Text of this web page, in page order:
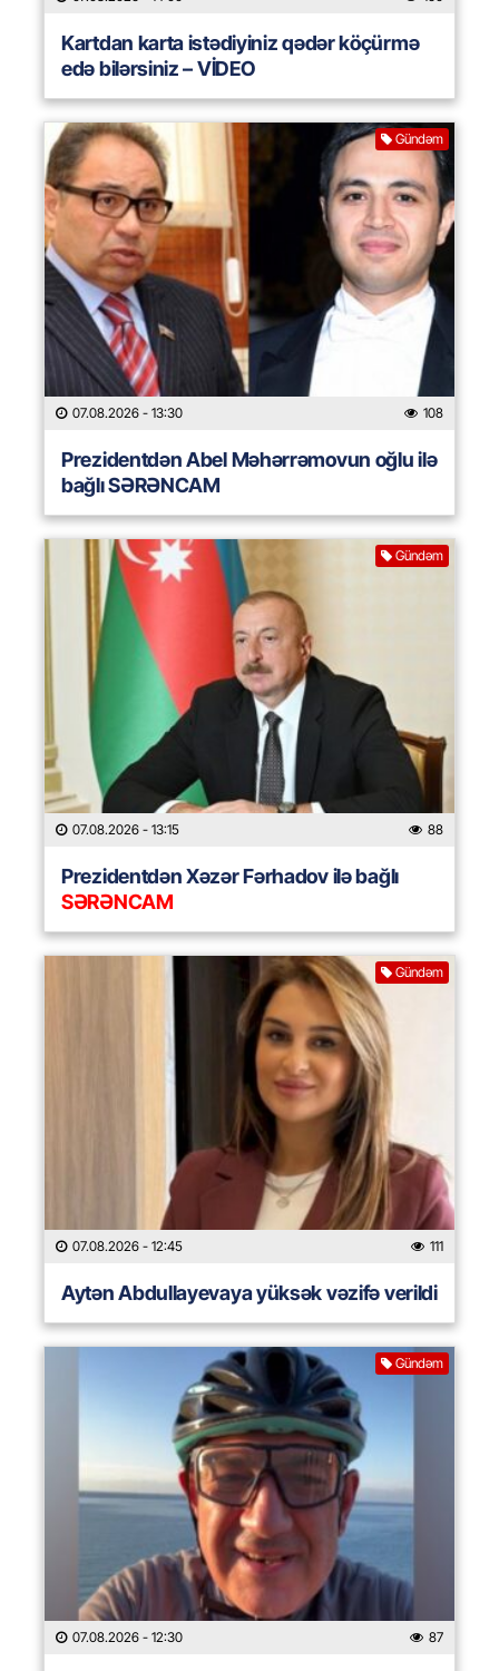
Kartdan karta istədiyiniz qədər köçürmə
edə bilərsiniz – VİDEO
Gündəm
07.08.2026 - 13:30 108
Prezidentdən Abel Məhərrəmovun oğlu ilə
bağlı SƏRƏNCAM
Gündəm
07.08.2026 - 13:15 88
Prezidentdən Xəzər Fərhadov ilə bağlı
SƏRƏNCAM
Gündəm
07.08.2026 - 12:45 111
Aytən Abdullayevaya yüksək vəzifə verildi
Gündəm
07.08.2026 - 12:30 87